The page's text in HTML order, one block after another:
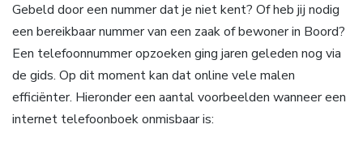
Gebeld door een nummer dat je niet kent? Of heb jij nodig
een bereikbaar nummer van een zaak of bewoner in Boord?
Een telefoonnummer opzoeken ging jaren geleden nog via
de gids. Op dit moment kan dat online vele malen
efficiënter. Hieronder een aantal voorbeelden wanneer een
internet telefoonboek onmisbaar is: